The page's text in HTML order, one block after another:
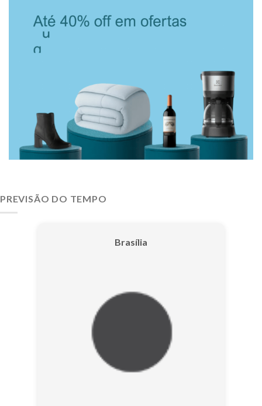
PREVISÃO DO TEMPO
Brasília